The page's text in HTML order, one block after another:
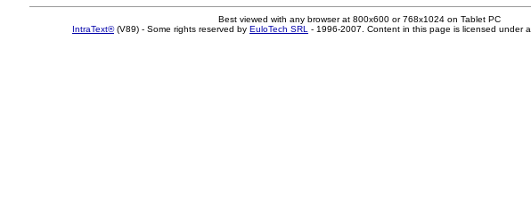
Best viewed with any browser at 800x600 or 768x1024 on Tablet PC
IntraText®(V89) - Some rights reserved by EuloTech SRL - 1996-2007. Content in this page is licensed under a